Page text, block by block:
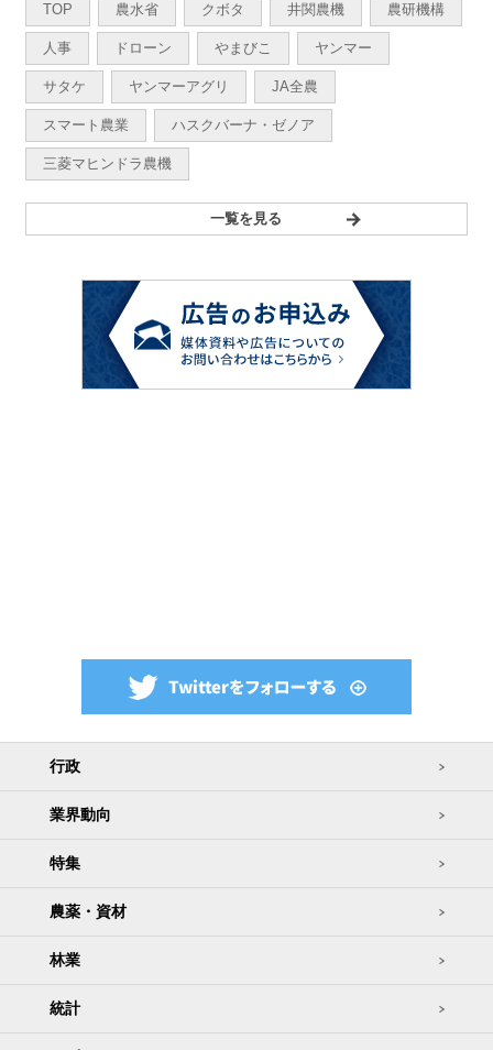
TOP 農水省 クボタ 井関農機 農研機構
人事 ドローン やまびこ ヤンマー
サタケ ヤンマーアグリ JA全農
スマート農業 ハスクバーナ・ゼノア
三菱マヒンドラ農機
一覧を見る
行政
業界動向
特集
農薬・資材
林業
統計